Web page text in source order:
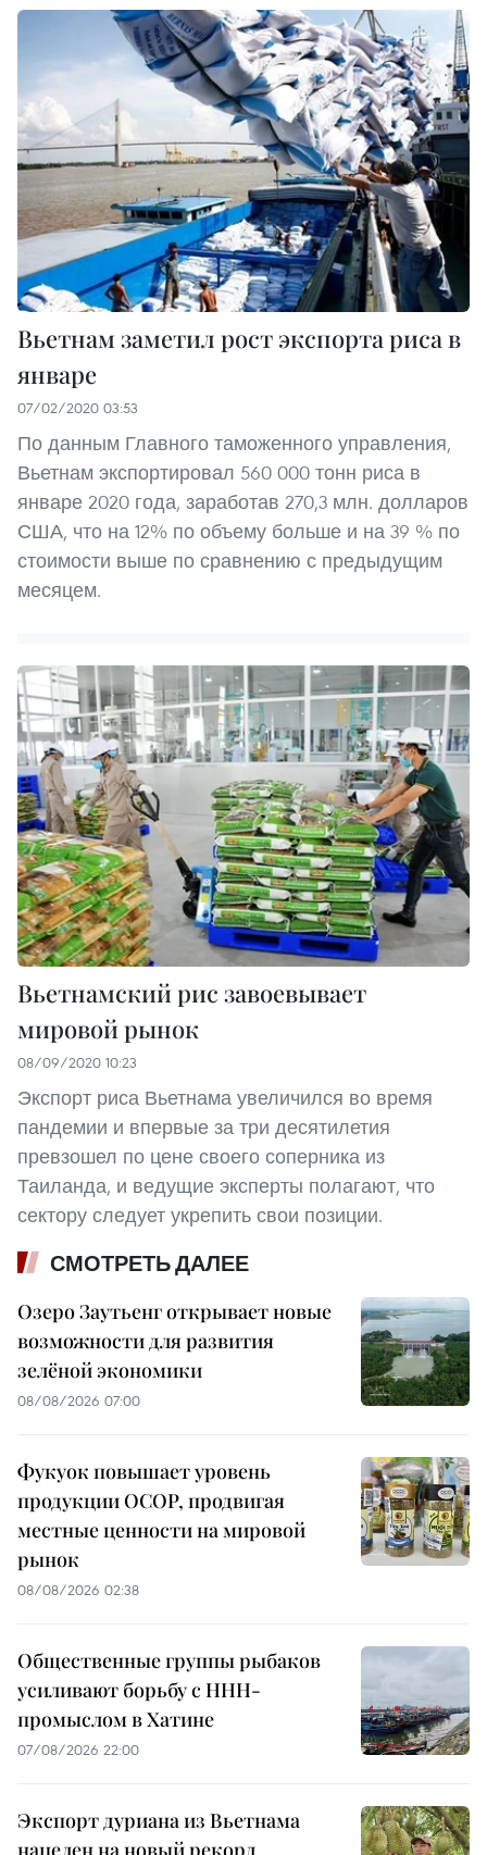
Вьетнам заметил рост экспорта риса в
январе
07/02/2020 03:53
По данным Главного таможенного управления,
Вьетнам экспортировал 560 000 тонн риса в
январе 2020 года, заработав 270,3 млн. долларов
США, что на 12% по объему больше и на 39 % по
стоимости выше по сравнению с предыдущим
месяцем.
Вьетнамский рис завоевывает
мировой рынок
08/09/2020 10:23
Экспорт риса Вьетнама увеличился во время
пандемии и впервые за три десятилетия
превзошел по цене своего соперника из
Таиланда, и ведущие эксперты полагают, что
сектору следует укрепить свои позиции.
СМОТРЕТЬ ДАЛЕЕ
Озеро Заутьенг открывает новые
возможности для развития
зелёной экономики
08/08/2026 07:00
Фукуок повышает уровень
продукции OCOP, продвигая
местные ценности на мировой
рынок
08/08/2026 02:38
Общественные группы рыбаков
усиливают борьбу с ННН-
промыслом в Хатине
07/08/2026 22:00
Экспорт дуриана из Вьетнама
нацелен на новый рекорд